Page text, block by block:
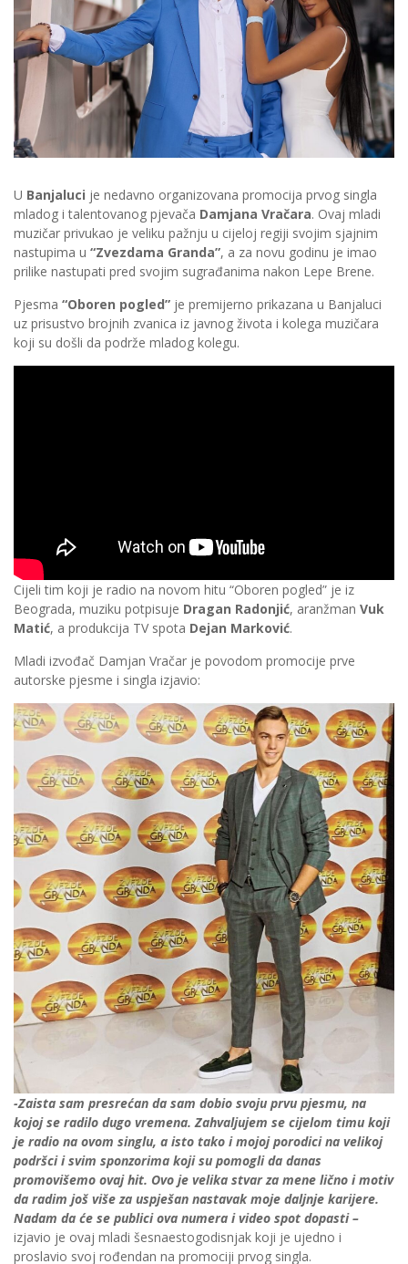
U Banjaluci je nedavno organizovana promocija prvog singla
mladog i talentovanog pjevača Damjana Vračara. Ovaj mladi
muzičar privukao je veliku pažnju u cijeloj regiji svojim sjajnim
nastupima u “Zvezdama Granda”, a za novu godinu je imao
prilike nastupati pred svojim sugrađanima nakon Lepe Brene.
Pjesma “Oboren pogled” je premijerno prikazana u Banjaluci
uz prisustvo brojnih zvanica iz javnog života i kolega muzičara
koji su došli da podrže mladog kolegu.
Cijeli tim koji je radio na novom hitu “Oboren pogled” je iz
Beograda, muziku potpisuje Dragan Radonjić, aranžman Vuk
Matić, a produkcija TV spota Dejan Marković.
Mladi izvođač Damjan Vračar je povodom promocije prve
autorske pjesme i singla izjavio:
-Zaista sam presrećan da sam dobio svoju prvu pjesmu, na
kojoj se radilo dugo vremena. Zahvaljujem se cijelom timu koji
je radio na ovom singlu, a isto tako i mojoj porodici na velikoj
podršci i svim sponzorima koji su pomogli da danas
promovišemo ovaj hit. Ovo je velika stvar za mene lično i motiv
da radim još više za uspješan nastavak moje daljnje karijere.
Nadam da će se publici ova numera i video spot dopasti –
izjavio je ovaj mladi šesnaestogodisnjak koji je ujedno i
proslavio svoj rođendan na promociji prvog singla.